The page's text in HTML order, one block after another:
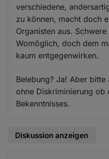
verschiedene,
zu können, macht doch
Organisten aus.
Womöglich, doch dem
kaum entgegenwirken.
Belebung? Ja! Aber
ohne Diskriminierung ob
Bekenntnisses.
Diskussion anzeigen